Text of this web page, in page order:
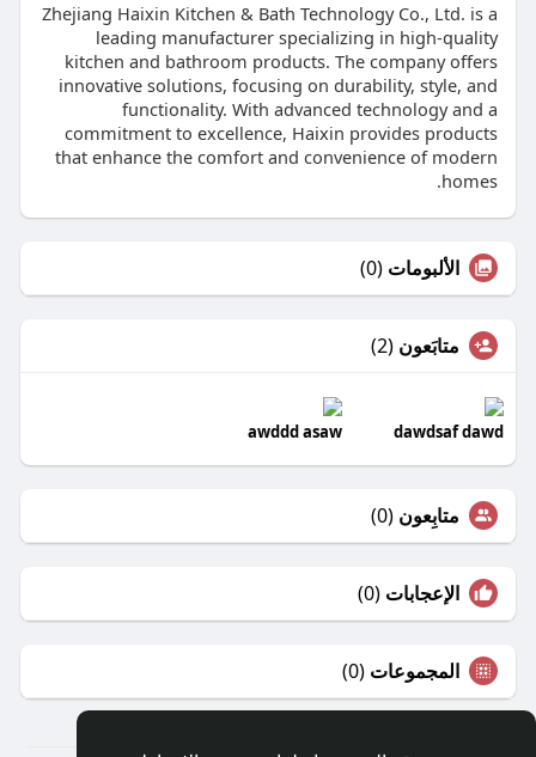
Zhejiang Haixin Kitchen & Bath Technology Co., Ltd. is a
leading manufacturer specializing in high-quality
kitchen and bathroom products. The company offers
innovative solutions, focusing on durability, style, and
functionality. With advanced technology and a
commitment to excellence, Haixin provides products
that enhance the comfort and convenience of modern
homes.
الألبومات (0)
متابَعون (2)
dawdsaf dawd
awddd asaw
متابِعون (0)
الإعجابات (0)
المجموعات (0)